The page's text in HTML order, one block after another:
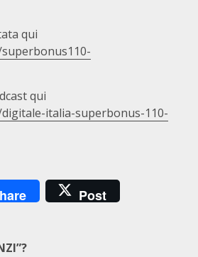
qui
qui
italia-superbonus-110-
Post